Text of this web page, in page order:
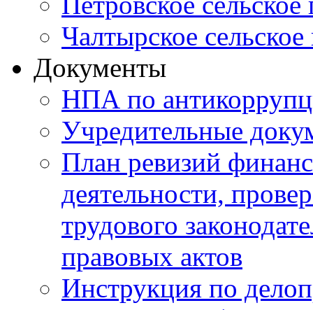
Чалтырское
Документы
НПА по
Учредительные
План ревизий
деятельности,
трудового
правовых актов
Инструкция по